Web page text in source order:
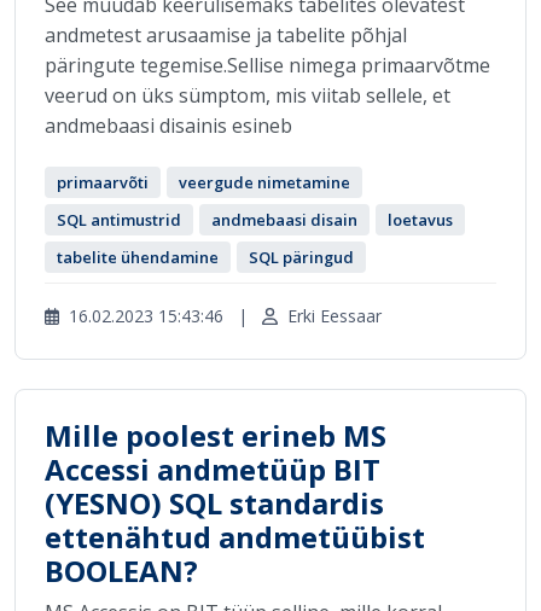
andmetest arusaamise ja tabelite põhjal
päringute tegemise.Sellise nimega primaarvõtme
veerud on üks sümptom, mis viitab sellele, et
andmebaasi disainis esineb
primaarvõti
veergude nimetamine
SQL antimustrid
andmebaasi disain
loetavus
tabelite ühendamine
SQL päringud
16.02.2023 15:43:46 | Erki Eessaar
Mille poolest erineb MS
Accessi andmetüüp BIT
(YESNO) SQL standardis
ettenähtud andmetüübist
BOOLEAN?